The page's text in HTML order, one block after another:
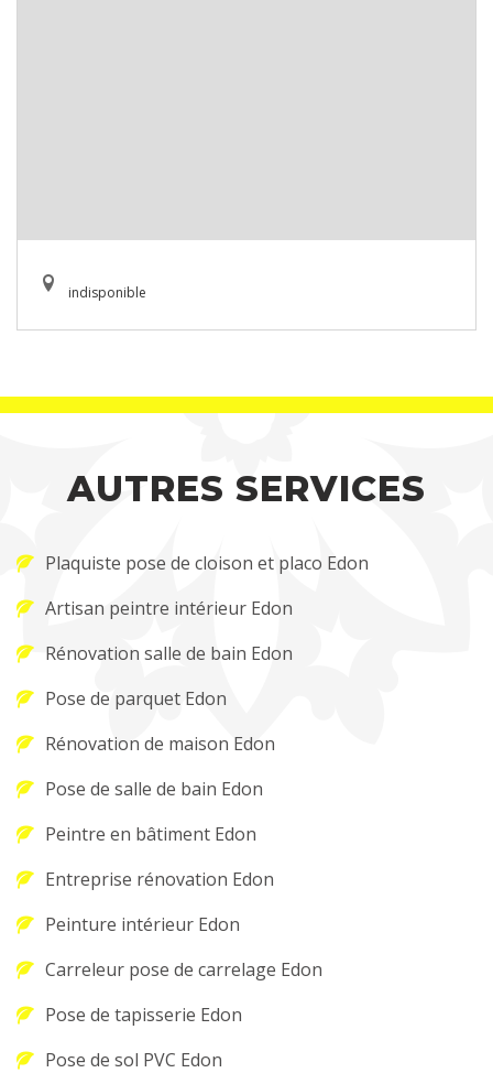
indisponible
AUTRES SERVICES
Plaquiste pose de cloison et placo Edon
Artisan peintre intérieur Edon
Rénovation salle de bain Edon
Pose de parquet Edon
Rénovation de maison Edon
Pose de salle de bain Edon
Peintre en bâtiment Edon
Entreprise rénovation Edon
Peinture intérieur Edon
Carreleur pose de carrelage Edon
Pose de tapisserie Edon
Pose de sol PVC Edon